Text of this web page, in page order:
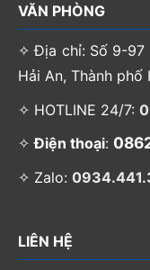
VĂN PHÒNG
✧ Địa chỉ: Số 9-97
Hải An, Thành phố
✧ HOTLINE 24/7:
✧Điện thoại:
✧ Zalo:
LIÊN HỆ